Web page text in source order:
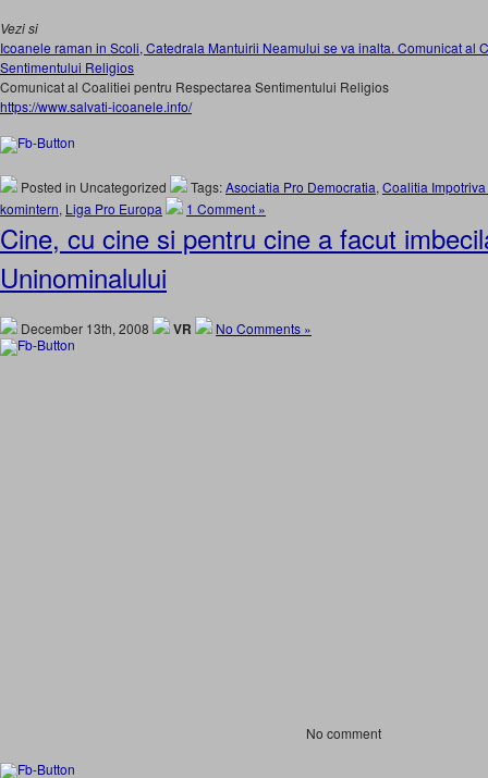
Vezi si
Icoanele raman in Scoli, Catedrala Mantuirii Neamului se va inalta. Comunicat al
Sentimentului Religios
Comunicat al Coalitiei pentru Respectarea Sentimentului Religios
https://www.salvati-icoanele.info/
Posted in Uncategorized Tags:Asociatia Pro Democratia, Coalitia
komintern, Liga Pro Europa 1 Comment »
Cine, cu cine si pentru cine a facut
Uninominalului
December 13th, 2008 VR No Comments »
No comment